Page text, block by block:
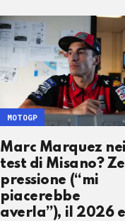
Marc Marquez
test di Misano?
pressione (“mi
piacerebbe
averla”), il 2026
MOTOGP